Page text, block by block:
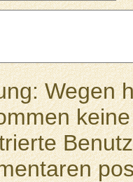
Wegen